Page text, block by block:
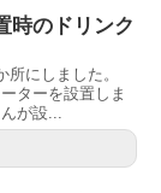
時のドリンク
にしました。
ターを設置しま
が設...